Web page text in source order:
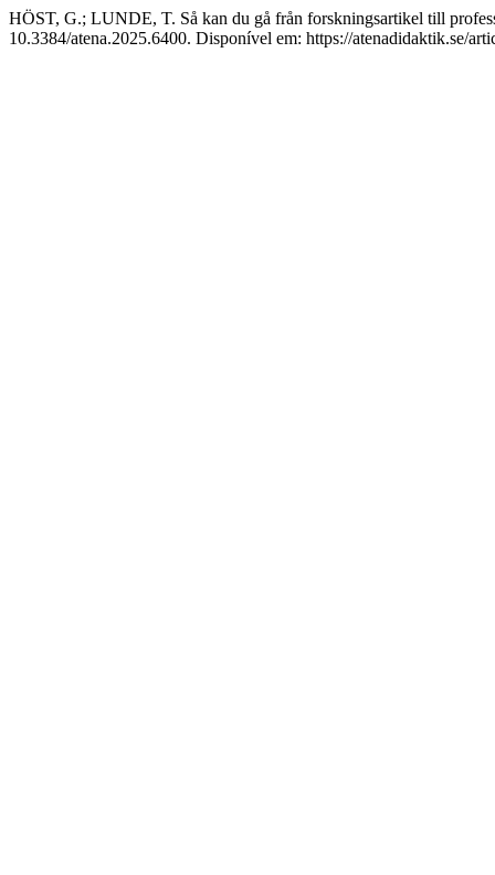
HÖST, G.; LUNDE, T. Så kan du gå från forskningsartikel till
10.3384/atena.2025.6400. Disponível em: https://atenadidaktik.se/